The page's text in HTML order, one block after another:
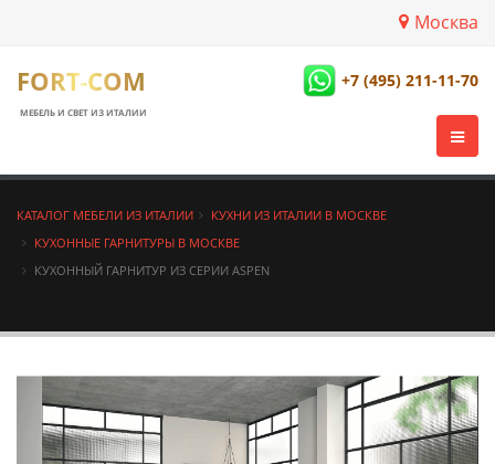
Москва
FORT-COM
МЕБЕЛЬ И СВЕТ ИЗ ИТАЛИИ
+7 (495) 211-11-70
КАТАЛОГ МЕБЕЛИ ИЗ ИТАЛИИ
КУХНИ ИЗ ИТАЛИИ В МОСКВЕ
КУХОННЫЕ ГАРНИТУРЫ В МОСКВЕ
КУХОННЫЙ ГАРНИТУР ИЗ СЕРИИ ASPEN